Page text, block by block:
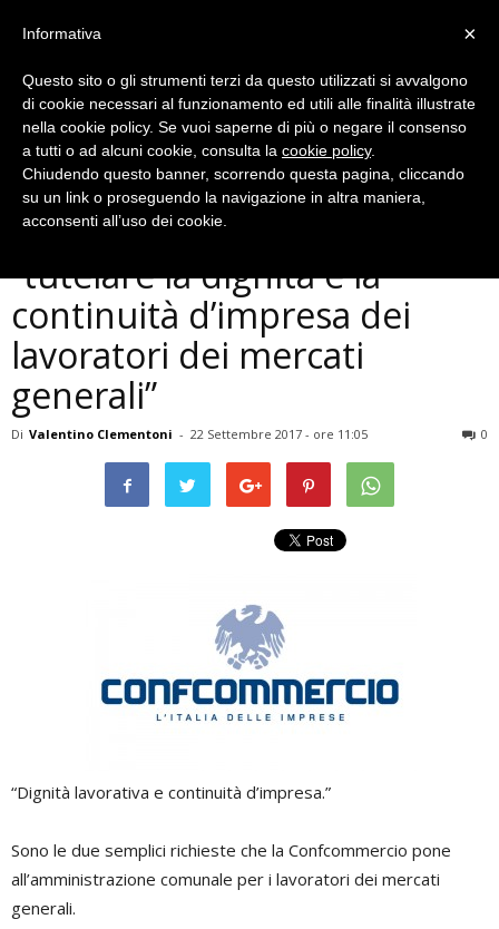
Politica
Terni, confcommercio:
“tutelare la dignità e la
continuità d’impresa dei
lavoratori dei mercati
generali”
Di Valentino Clementoni - 22 Settembre 2017 - ore 11:05 0
“Dignità lavorativa e continuità d’impresa.”
Sono le due semplici richieste che la Confcommercio pone
all’amministrazione comunale per i lavoratori dei mercati
generali.
×
Informativa
Questo sito o gli strumenti terzi da questo utilizzati si avvalgono
di cookie necessari al funzionamento ed utili alle finalità illustrate
nella cookie policy. Se vuoi saperne di più o negare il consenso
a tutti o ad alcuni cookie, consulta la cookie policy.
Chiudendo questo banner, scorrendo questa pagina, cliccando
su un link o proseguendo la navigazione in altra maniera,
acconsenti all’uso dei cookie.